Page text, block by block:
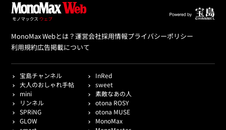
MonoMax Webとは？運営会社採用情報プライバシーポリシー
利用規約広告掲載について
宝島チャンネル
InRed
大人のおしゃれ手帖
sweet
mini
素敵なあの人
リンネル
otona ROSY
SPRiNG
otona MUSE
GLOW
MonoMax